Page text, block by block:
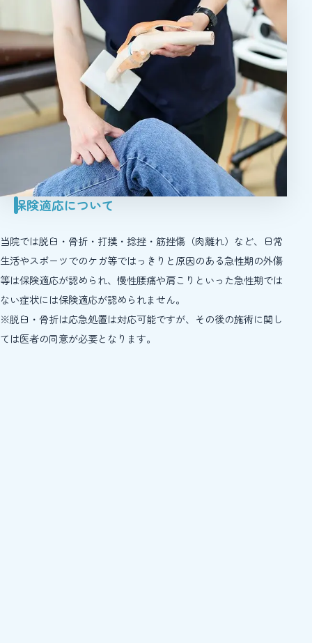
保険適応について
当院では脱臼・骨折・打撲・捻挫・筋挫傷（肉離れ）など、日常
生活やスポーツでのケガ等ではっきりと原因のある急性期の外傷
等は保険適応が認められ、慢性腰痛や肩こりといった急性期では
ない症状には保険適応が認められません。
※脱臼・骨折は応急処置は対応可能ですが、その後の施術に関し
ては医者の同意が必要となります。